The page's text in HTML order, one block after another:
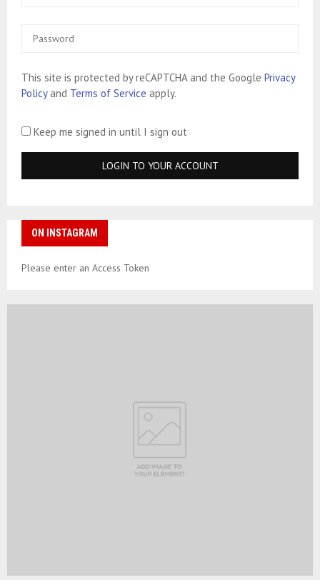
This site is protected by reCAPTCHA and the Google Privacy
Policyand Terms of Service apply.
Keep me signed in until I sign out
ON INSTAGRAM
Please enter an Access Token